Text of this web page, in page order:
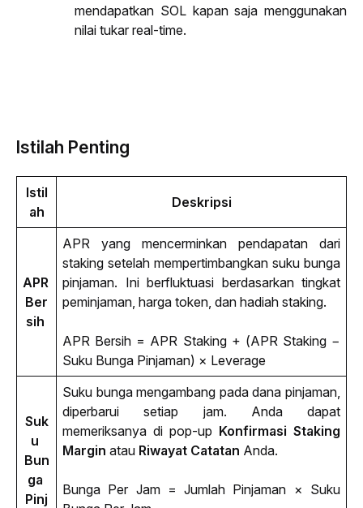
mendapatkan SOL kapan saja menggunakan
nilai tukar real-time.
Istilah Penting
Istil
ah
Deskripsi
APR
Ber
sih
staking setelah mempertimbangkan suku bunga
pinjaman. Ini berfluktuasi berdasarkan tingkat
peminjaman, harga token, dan hadiah staking.
APR Bersih = APR Staking + (APR Staking −
Suku Bunga Pinjaman) × Leverage
Suk
u
Bun
ga
Pinj
Suku bunga mengambang pada dana pinjaman,
diperbarui setiap jam. Anda dapat
memeriksanya di pop-up Konfirmasi Staking
Margin atau Riwayat Catatan Anda.
Bunga Per Jam = Jumlah Pinjaman × Suku